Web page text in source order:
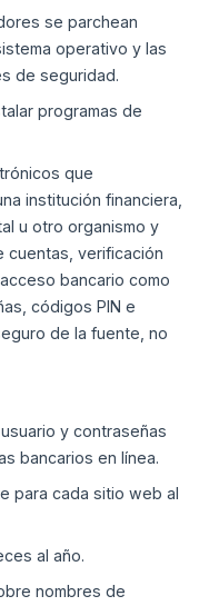
se parchean
operativo y las
de seguridad.
programas de
que
institución financiera,
u otro organismo y
cuentas, verificación
bancario como
códigos PIN e
de la fuente, no
y contraseñas
bancarios en línea.
para cada sitio web al
al año.
nombres de